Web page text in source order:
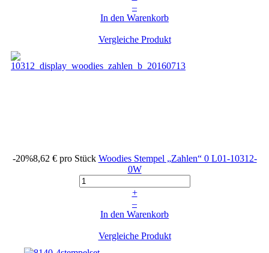
–
In den Warenkorb
Vergleiche Produkt
-20%8,62 € pro Stück Woodies Stempel „Zahlen“ 0 L01-10312-
0W
+
–
In den Warenkorb
Vergleiche Produkt